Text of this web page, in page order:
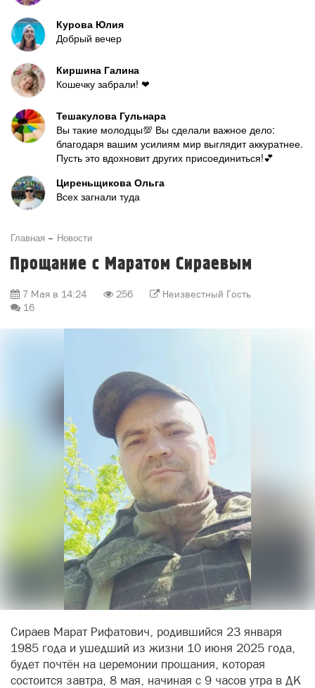
Курова Юлия
Добрый вечер
Киршина Галина
Кошечку забрали! ❤
Тешакулова Гульнара
Вы такие молодцы💯 Вы сделали важное дело:
благодаря вашим усилиям мир выглядит аккуратнее.
Пусть это вдохновит других присоединиться!💕
Циреньщикова Ольга
Всех загнали туда
Главная Новости
Прощание с Маратом Сираевым
7 Мая в 14:24 256
Неизвестный Гость
16
Сираев Марат Рифатович, родившийся 23 января
1985 года и ушедший из жизни 10 июня 2025 года,
будет почтён на церемонии прощания, которая
состоится завтра, 8 мая, начиная с 9 часов утра в ДК